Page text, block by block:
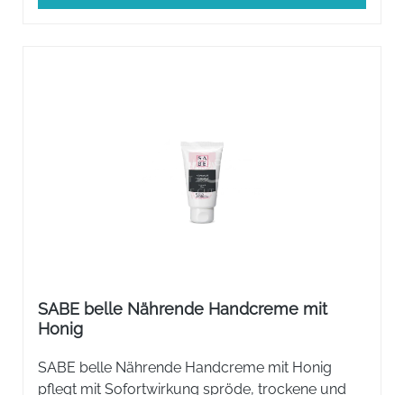
SABE belle Nährende Handcreme mit
Honig
​SABE belle Nährende Handcreme mit Honig
pflegt mit Sofortwirkung spröde, trockene und